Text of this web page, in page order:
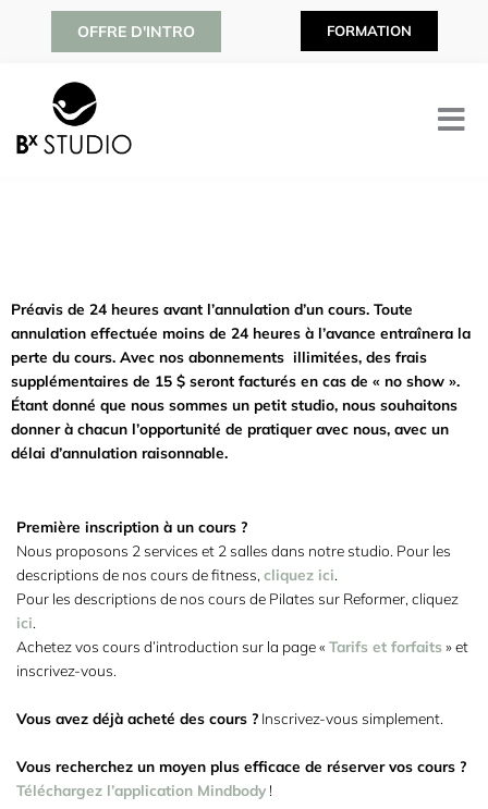
OFFRE D'INTRO FORMATION
Préavis de 24 heures avant l’annulation d’un cours. Toute
annulation effectuée moins de 24 heures à l’avance entraînera la
perte du cours. Avec nos abonnements illimitées, des frais
supplémentaires de 15 $ seront facturés en cas de « no show ».
Étant donné que nous sommes un petit studio, nous souhaitons
donner à chacun l’opportunité de pratiquer avec nous, avec un
délai d’annulation raisonnable.
Première inscription à un cours ?
Nous proposons 2 services et 2 salles dans notre studio. Pour les
descriptions de nos cours de fitness, cliquez ici.
Pour les descriptions de nos cours de Pilates sur Reformer, cliquez
ici.
Achetez vos cours d’introduction sur la page « Tarifs et forfaits » et
inscrivez-vous.
Vous avez déjà acheté des cours ? Inscrivez-vous simplement.
Vous recherchez un moyen plus efficace de réserver vos cours ?
Téléchargez l’application Mindbody !